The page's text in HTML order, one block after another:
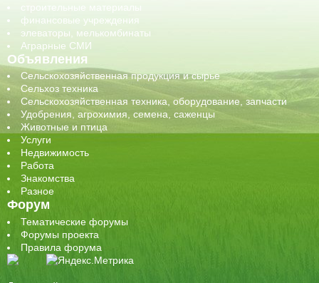
строительные материалы
финансовые учреждения
элеваторы, мелькомбинаты
Аграрные СМИ
Объявления
Сельскохозяйственная продукция и сырье
Сельхоз техника
Сельскохозяйственная техника, оборудование, запчасти
Удобрения, агрохимия, семена, саженцы
Животные и птица
Услуги
Недвижимость
Работа
Знакомства
Разное
Форум
Тематические форумы
Форумы проекта
Правила форума